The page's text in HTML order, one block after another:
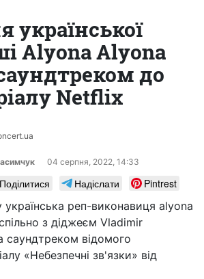
української
Alyona Alyona
до
Netflix
04 серпня, 2022, 14:33
Поділитися Надіслати
Pintrest
українська реп-виконавиця alyona
з діджеєм Vladimir
саундтреком відомого
«Небезпечні зв'язки» від